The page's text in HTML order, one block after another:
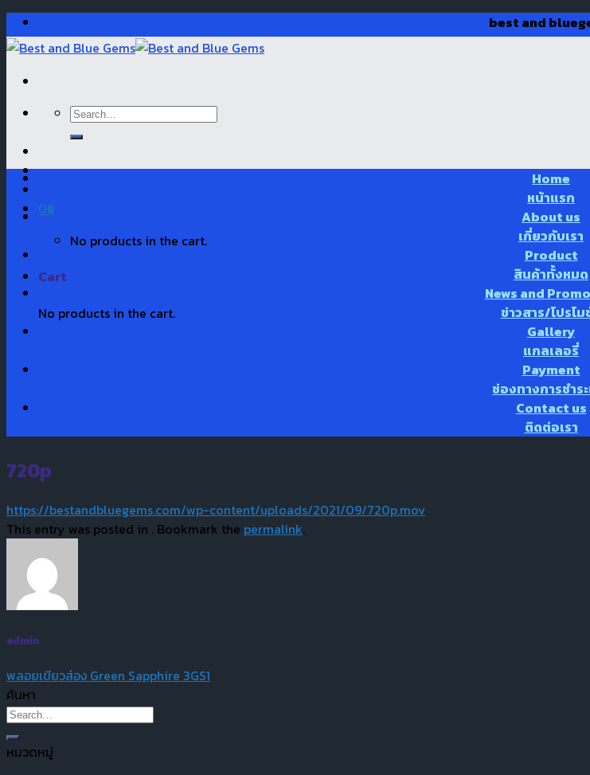
Skip
to
content
best and
Search
for:
0฿
No products in the cart.
Cart
No products in the cart.
Home
หน้าแรก
About us
เกี่ยวกับเรา
Product
สินค้าทั้งหมด
News and
ข่าวสาร/โปรโม
Gallery
แกลเลอรี่
Payment
ช่องทางการชำร
Contact us
ติดต่อเรา
720p
https://bestandbluegems.com/wp-content/uploads/2021/09/720p.mov
This entry was posted in . Bookmark the permalink.
admin
พลอยเขียวส่อง Green Sapphire 3GS1
ค้นหา
หมวดหมู่